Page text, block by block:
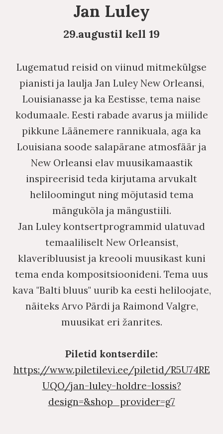
Jan Luley
29.augustil kell 19
Lugematud reisid on viinud mitmekülgse
pianisti ja laulja Jan Luley New Orleansi,
Louisianasse ja ka Eestisse, tema naise
kodumaale. Eesti rabade avarus ja miilide
pikkune Läänemere rannikuala, aga ka
Louisiana soode salapärane atmosfäär ja
New Orleansi elav muusikamaastik
inspireerisid teda kirjutama arvukalt
heliloomingut ning mõjutasid tema
mängukõla ja mängustiili.
Jan Luley kontsertprogrammid ulatuvad
temaaliliselt New Orleansist,
klaveribluusist ja kreooli muusikast kuni
tema enda kompositsioonideni. Tema uus
kava "Balti bluus" uurib ka eesti heliloojate,
näiteks Arvo Pärdi ja Raimond Valgre,
muusikat eri žanrites.
Piletid kontserdile:
https://www.piletilevi.ee/piletid/R5U74RE
UQO/jan-luley-holdre-lossis?
design=&shop_provider=g7